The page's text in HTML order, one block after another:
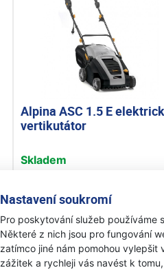
Nastavení soukromí
Pro poskytování služeb používáme
Některé z nich jsou pro fungování
zatímco jiné nám pomohou vylepšit
zážitek a rychleji vás navést k
Alpina ASC 1.5 E
vertikutátor
Skladem
4 690 Kč s DPH
Přidat k nákupu